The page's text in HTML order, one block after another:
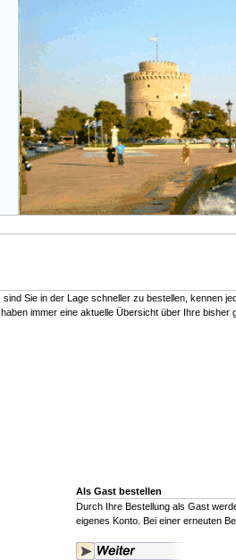
Sie in der Lage schneller zu bestellen, kennen
immer eine aktuelle Übersicht über Ihre bisher
Als Gast bestellen
Durch Ihre Bestellung als Gast
eigenes Konto. Bei einer erneuten